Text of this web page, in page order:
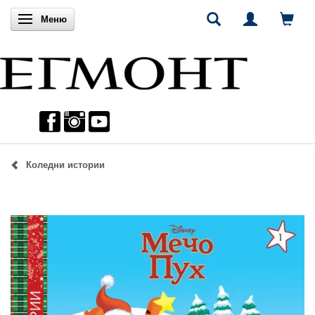
Включи навигацията
Меню
Коледни истории